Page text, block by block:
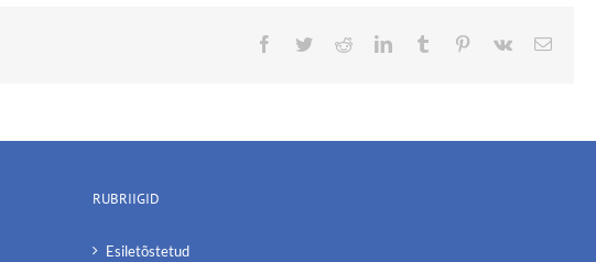
Facebook
TwitterRedditLinkedInTumblr Pinterest
Vk Email
RUBRIIGID
Esiletõstetud